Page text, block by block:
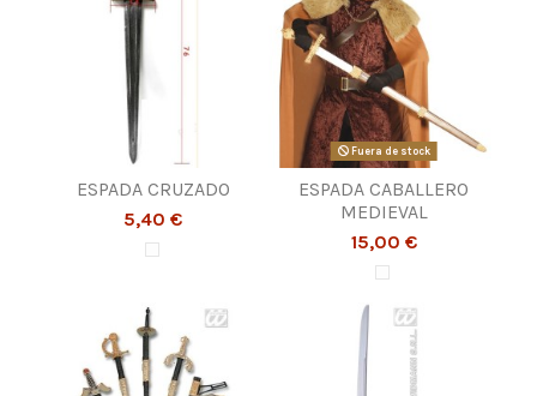
ESPADA CRUZADO
5,40 €
Fuera de stock
ESPADA CABALLERO
MEDIEVAL
15,00 €